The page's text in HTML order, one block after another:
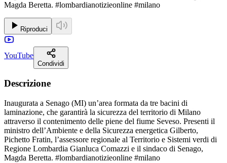
Magda Beretta. #lombardianotizieonline #milano
Riproduci
YouTube
Condividi
Descrizione
Inaugurata a Senago (MI) un’area formata da tre bacini di
laminazione, che garantirà la sicurezza del territorio di Milano
attraverso il contenimento delle piene del fiume Seveso. Presenti il
ministro dell’Ambiente e della Sicurezza energetica Gilberto,
Pichetto Fratin, l’assessore regionale al Territorio e Sistemi verdi di
Regione Lombardia Gianluca Comazzi e il sindaco di Senago,
Magda Beretta. #lombardianotizieonline #milano